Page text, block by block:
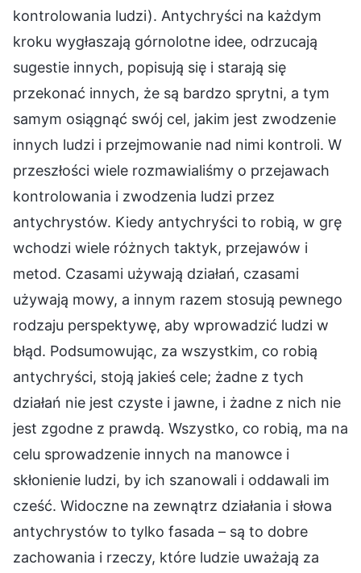
kontrolowania ludzi). Antychryści na każdym
kroku wygłaszają górnolotne idee, odrzucają
sugestie innych, popisują się i starają się
przekonać innych, że są bardzo sprytni, a tym
samym osiągnąć swój cel, jakim jest zwodzenie
innych ludzi i przejmowanie nad nimi kontroli. W
przeszłości wiele rozmawialiśmy o przejawach
kontrolowania i zwodzenia ludzi przez
antychrystów. Kiedy antychryści to robią, w grę
wchodzi wiele różnych taktyk, przejawów i
metod. Czasami używają działań, czasami
używają mowy, a innym razem stosują pewnego
rodzaju perspektywę, aby wprowadzić ludzi w
błąd. Podsumowując, za wszystkim, co robią
antychryści, stoją jakieś cele; żadne z tych
działań nie jest czyste i jawne, i żadne z nich nie
jest zgodne z prawdą. Wszystko, co robią, ma na
celu sprowadzenie innych na manowce i
skłonienie ludzi, by ich szanowali i oddawali im
cześć. Widoczne na zewnątrz działania i słowa
antychrystów to tylko fasada – są to dobre
zachowania i rzeczy, które ludzie uważają za